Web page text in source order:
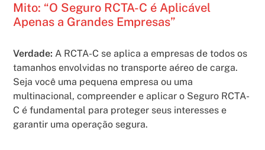
Mito: “O Seguro RCTA-C é Aplicável
Apenas a Grandes Empresas”
Verdade: A RCTA-C se aplica a empresas de todos os
tamanhos envolvidas no transporte aéreo de carga.
Seja você uma pequena empresa ou uma
multinacional, compreender e aplicar o Seguro RCTA-
C é fundamental para proteger seus interesses e
garantir uma operação segura.